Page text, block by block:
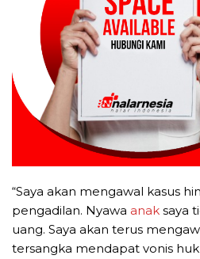
“Saya akan mengawal kasus
pengadilan. Nyawa anak saya
uang. Saya akan terus
tersangka mendapat vonis